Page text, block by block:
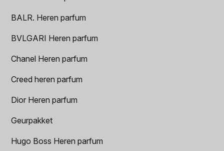
BALR. Heren parfum
BVLGARI Heren parfum
Chanel Heren parfum
Creed heren parfum
Dior Heren parfum
Geurpakket
Hugo Boss Heren parfum